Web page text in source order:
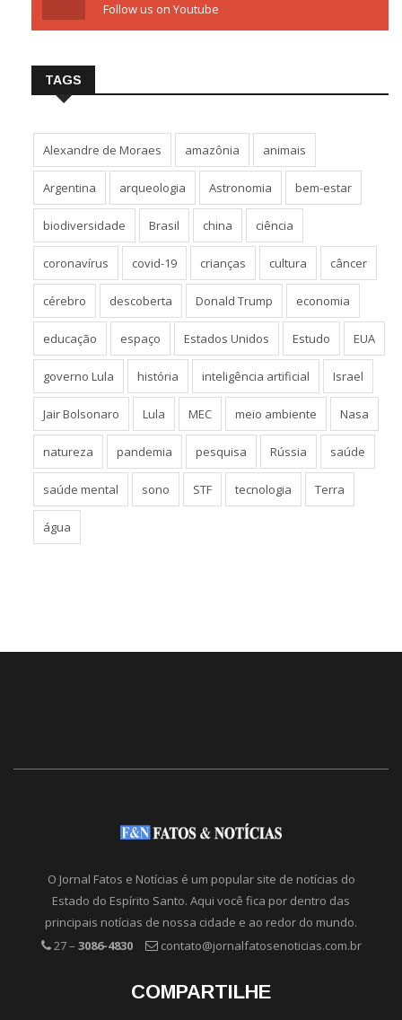
Follow us on Youtube
TAGS
Alexandre de Moraes amazônia animais
Argentina arqueologia Astronomia bem-estar
biodiversidade Brasil china ciência
coronavírus covid-19 crianças cultura câncer
cérebro descoberta Donald Trump economia
educação espaço Estados Unidos Estudo EUA
governo Lula história inteligência artificial Israel
Jair Bolsonaro Lula MEC meio ambiente Nasa
natureza pandemia pesquisa Rússia saúde
saúde mental sono STF tecnologia Terra
água
O Jornal Fatos e Notícias é um popular site de notícias do
Estado do Espírito Santo. Aqui você fica por dentro das
principais notícias de nossa cidade e ao redor do mundo.
27 – 3086-4830 contato@jornalfatosenoticias.com.br
COMPARTILHE